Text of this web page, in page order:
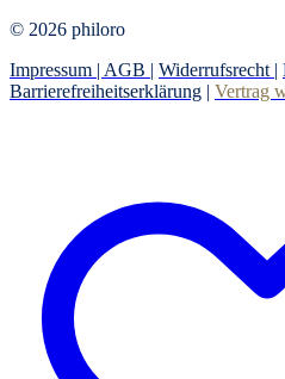
© 2026 philoro
Impressum | AGB | Widerrufsrecht |
Barrierefreiheitserklärung | Vertrag